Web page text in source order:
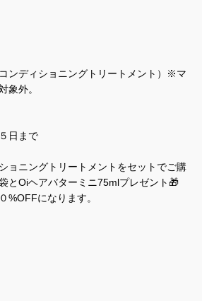
ンディショニングトリートメント）※マ
象外。
日まで
ョニングトリートメントをセットでご購
とOiヘアバターミニ75mlプレゼント🎁
%OFFになります。